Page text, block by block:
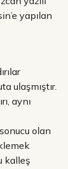
yapılan
ulaşmıştır.
aynı
olan
kalleş